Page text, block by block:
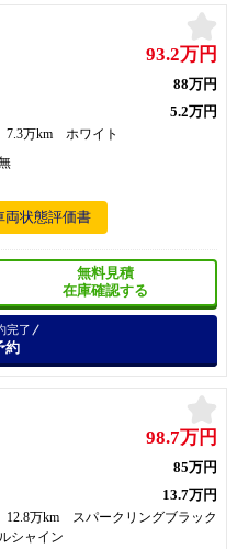
93.2万円
88万円
5.2万円
7.3万km ホワイト
両状態評価書
無料見積
在庫確認する
完了
約
98.7万円
85万円
13.7万円
万km スパークリングブラック
シャイン